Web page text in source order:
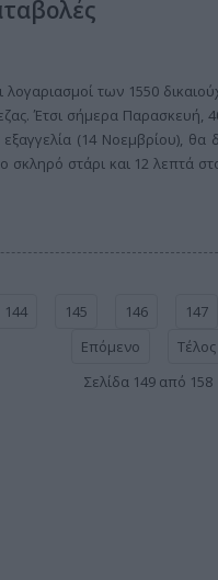
των 1550
Έτσι σήμερα
(14 Νοεμβρίου),
σκληρό στάρι και 12 λεπτά
144 145 146 147
Επόμενο
Τέλος
Σελίδα 149 από 158